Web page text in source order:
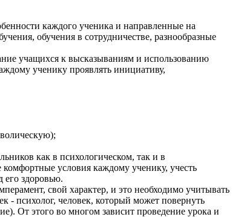
каждого ученика и направленные на
обучения в сотрудничестве, разнообразные
учащихся к высказываниям и использованию
ученику проявлять инициативу,
как в психологическом, так и в
условия каждому ученику, учесть
его здоровью.
свой характер, и это необходимо учитывать
- психолог, человек, который может повернуть
От этого во многом зависит проведение урока и